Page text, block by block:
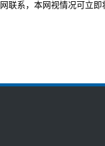
网联系，本网视情况可立